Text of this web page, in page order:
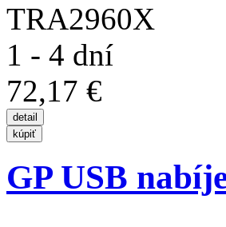
TRA2960X
1 - 4 dní
72,17 €
GP USB